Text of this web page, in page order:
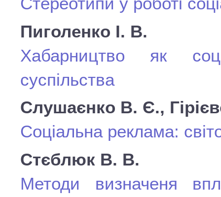
Пиголенко І. В.
Хабарництво як
суспільства
Слушаєнко В. Є.,
Соціальна реклама:
Стєблюк В. В.
Методи визначеня